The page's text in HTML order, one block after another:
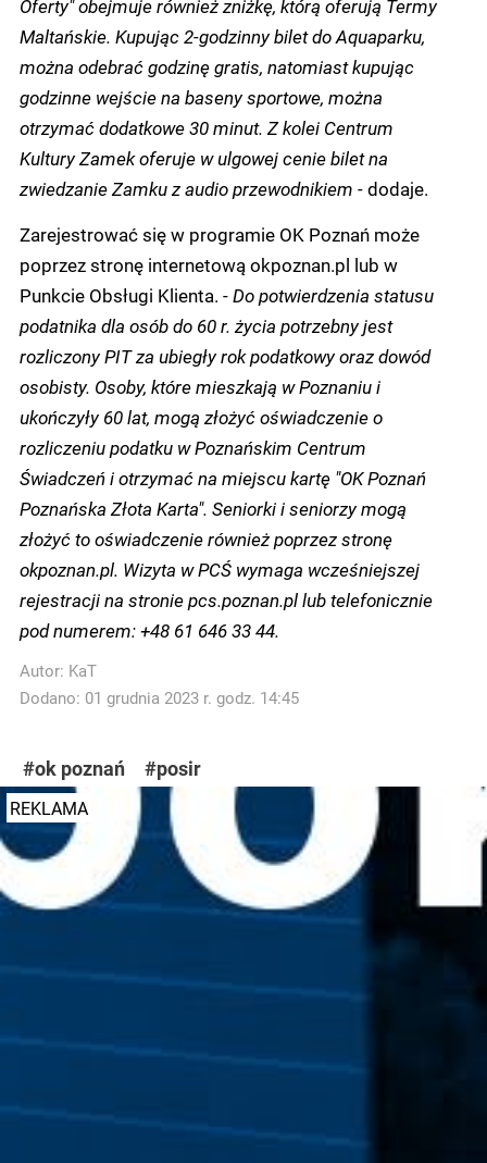
Oferty" obejmuje również zniżkę, którą oferują Termy
Maltańskie. Kupując 2-godzinny bilet do Aquaparku,
można odebrać godzinę gratis, natomiast kupując
godzinne wejście na baseny sportowe, można
otrzymać dodatkowe 30 minut. Z kolei Centrum
Kultury Zamek oferuje w ulgowej cenie bilet na
zwiedzanie Zamku z audio przewodnikiem -dodaje.
Zarejestrować się w programie OK Poznań może
poprzez stronę internetową okpoznan.pl lub w
Punkcie Obsługi Klienta. -Do potwierdzenia statusu
podatnika dla osób do 60 r. życia potrzebny jest
rozliczony PIT za ubiegły rok podatkowy oraz dowód
osobisty. Osoby, które mieszkają w Poznaniu i
ukończyły 60 lat, mogą złożyć oświadczenie o
rozliczeniu podatku w Poznańskim Centrum
Świadczeń i otrzymać na miejscu kartę "OK Poznań
Poznańska Złota Karta". Seniorki i seniorzy mogą
złożyć to oświadczenie również poprzez stronę
okpoznan.pl. Wizyta w PCŚ wymaga wcześniejszej
rejestracji na stronie pcs.poznan.pl lub telefonicznie
pod numerem: +48 61 646 33 44.
Autor: KaT
Dodano: 01 grudnia 2023 r. godz. 14:45
#ok poznań #posir
REKLAMA